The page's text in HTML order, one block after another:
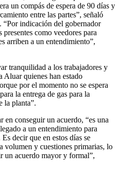
un compás de espera de 90 días y
entre las partes”, señaló
“Por indicación del gobernador
como veedores para
arriben a un entendimiento”,
tranquilidad a los trabajadores y
Aluar quienes han estado
por el momento no se espera
la entrega de gas para la
la planta”.
en conseguir un acuerdo, “es una
a un entendimiento para
decir que en estos días se
volumen y cuestiones primarias, lo
un acuerdo mayor y formal”,